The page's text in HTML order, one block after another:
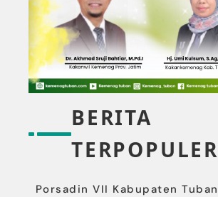
BERITA
TERPOPULER
Porsadin VII Kabupaten Tuban